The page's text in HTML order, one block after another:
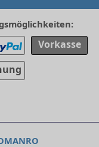
Vorkasse